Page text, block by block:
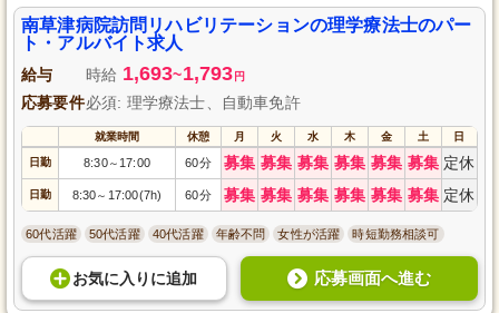
南草津病院訪問リハビリテーションの理学療法士のパー
ト・アルバイト求人
給与 時給 1,693~1,793 円
応募要件必須: 理学療法士、自動車免許
就業時間 休憩 月 火 水 木 金 土 日
日勤 8:30～ 17:00 60分 募集 募集 募集 募集 募集 募集 定休
日勤 8:30～ 17:00(7h) 60分 募集 募集 募集 募集 募集 募集 定休
60代活躍 50代活躍 40代活躍 年齢不問 女性が活躍 時短勤務相談可
お気に入り に追加 応募画面へ進む